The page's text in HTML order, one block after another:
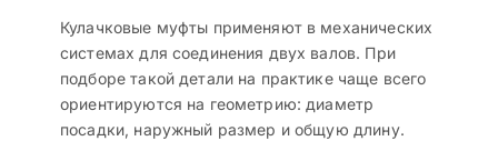
Кулачковые муфты применяют в механических
системах для соединения двух валов. При
подборе такой детали на практике чаще всего
ориентируются на геометрию: диаметр
посадки, наружный размер и общую длину.